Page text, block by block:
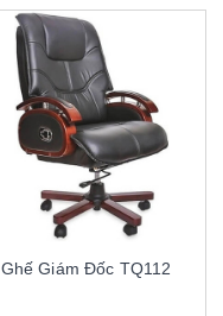
Ghế Giám Đốc TQ112